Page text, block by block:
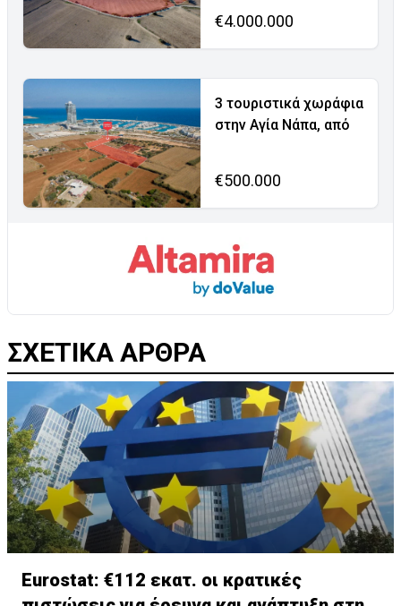
€4.000.000
3 τουριστικά χωράφια
στην Αγία Νάπα, από
€500.000
ΣΧΕΤΙΚΑ ΑΡΘΡΑ
Eurostat: €112 εκατ. οι κρατικές